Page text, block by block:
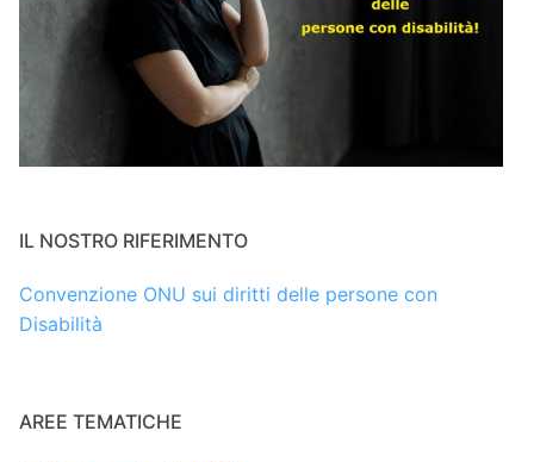
IL NOSTRO RIFERIMENTO
Convenzione ONU sui diritti delle persone con
Disabilità
AREE TEMATICHE